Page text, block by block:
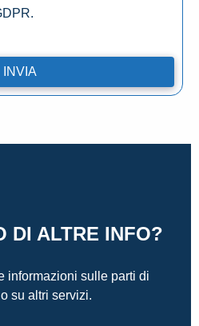
DI ALTRE INFO?
informazioni sulle parti di
su altri servizi.